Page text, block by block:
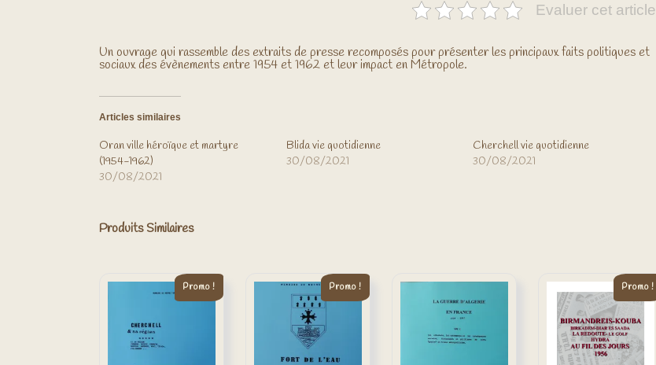
Evaluer cet article
Un ouvrage qui rassemble des extraits de presse recomposés pour présenter les principaux faits politiques et
sociaux des évènements entre 1954 et 1962 et leur impact en Métropole.
Articles similaires
Oran ville héroïque et martyre
(1954-1962)
30/08/2021
Blida vie quotidienne
30/08/2021
Cherchell vie quotidienne
30/08/2021
Produits Similaires
Promo ! Promo ! Promo !